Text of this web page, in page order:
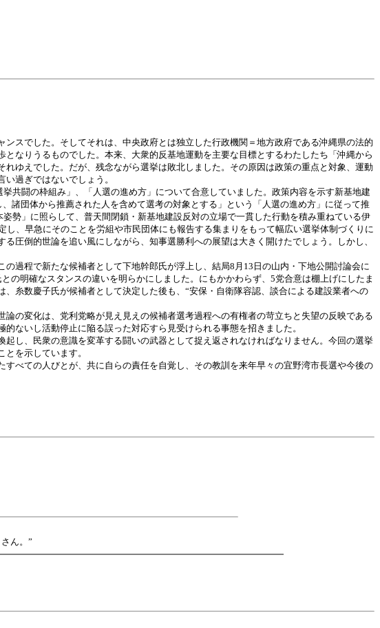
スでした。そしてそれは、中央政府とは独立した行政機関＝地方政府である沖縄県の法的
なりうるものでした。本来、大衆的反基地運動を主要な目標とするわたしたち「沖縄から
ゆえでした。だが、残念ながら選挙は敗北しました。その原因は政策の重点と対象、運動
過ぎではないでしょう。
共闘の枠組み」、「人選の進め方」について合意していました。政策内容を示す新基地建
諸団体から推薦された人を含めて選考の対象とする」という「人選の進め方」に従って推
勢」に照らして、普天間閉鎖・新基地建設反対の立場で一貫した行動を積み重ねている伊
、早急にそのことを労組や市民団体にも報告する集まりをもって幅広い選挙体制づくりに
圧倒的世論を追い風にしながら、知事選勝利への展望は大きく開けたでしょう。しかし、
過程で新たな候補者として下地幹郎氏が浮上し、結局8月13日の山内・下地公開討論会に
明確なスタンスの違いを明らかにしました。にもかかわらず、5党合意は棚上げにしたま
糸数慶子氏が候補者として決定した後も、“安保・自衛隊容認、談合による建設業者への
の変化は、党利党略が見え見えの候補者選考過程への有権者の苛立ちと失望の反映である
ないし活動停止に陥る誤った対応すら見受けられる事態を招きました。
し、民衆の意識を変革する闘いの武器として捉え返されなければなりません。今回の選挙
を示しています。
べての人びとが、共に自らの責任を自覚し、その教訓を来年早々の宜野湾市長選や今後の
ん。”